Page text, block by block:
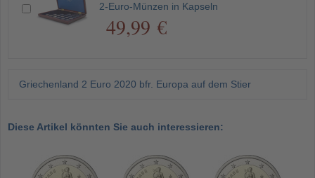
2-Euro-Münzen in Kapseln
49,99 €
Griechenland 2 Euro 2020 bfr. Europa auf dem Stier
Diese Artikel könnten Sie auch interessieren: